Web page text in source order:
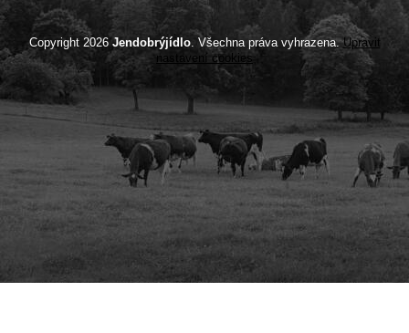
Copyright 2026Jendobrýjídlo. Všechna práva vyhrazena.Upravit
nastavení cookies